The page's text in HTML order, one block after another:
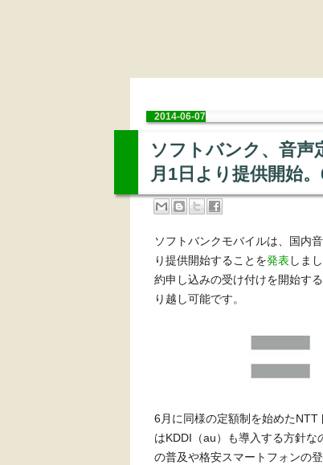
2014-06-07
ソフトバンク、音声
月1日より提供開始
ソフトバンクモバイルは、国内
り提供開始することを発表しま
約申し込みの受け付けを開始す
り越し可能です。
6月に同様の定額制を始めたNTT
はKDDI（au）も導入する方針な
の普及や格安スマートフォンの